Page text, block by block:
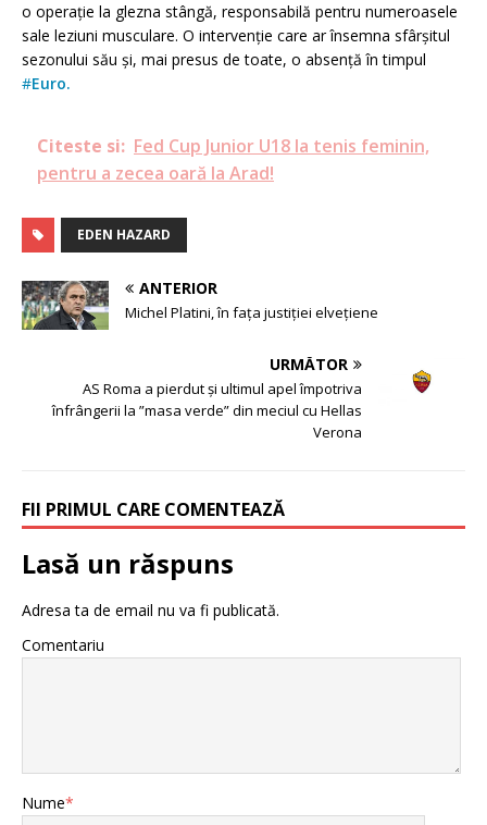
o operație la glezna stângă, responsabilă pentru numeroasele
sale leziuni musculare. O intervenție care ar însemna sfârșitul
sezonului său și, mai presus de toate, o absență în timpul
#Euro.
Citeste si: Fed Cup Junior U18 la tenis feminin,
pentru a zecea oară la Arad!
EDEN HAZARD
ANTERIOR
Michel Platini, în faţa justiţiei elveţiene
URMĂTOR
AS Roma a pierdut şi ultimul apel împotriva
înfrângerii la ”masa verde” din meciul cu Hellas
Verona
FII PRIMUL CARE COMENTEAZĂ
Lasă un răspuns
Adresa ta de email nu va fi publicată.
Comentariu
Nume*